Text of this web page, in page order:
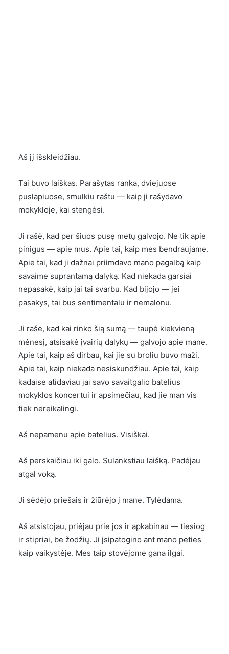
Aš jį išskleidžiau.
Tai buvo laiškas. Parašytas ranka, dviejuose
puslapiuose, smulkiu raštu — kaip ji rašydavo
mokykloje, kai stengėsi.
Ji rašė, kad per šiuos pusę metų galvojo. Ne tik apie
pinigus — apie mus. Apie tai, kaip mes bendraujame.
Apie tai, kad ji dažnai priimdavo mano pagalbą kaip
savaime suprantamą dalyką. Kad niekada garsiai
nepasakė, kaip jai tai svarbu. Kad bijojo — jei
pasakys, tai bus sentimentalu ir nemalonu.
Ji rašė, kad kai rinko šią sumą — taupė kiekvieną
mėnesį, atsisakė įvairių dalykų — galvojo apie mane.
Apie tai, kaip aš dirbau, kai jie su broliu buvo maži.
Apie tai, kaip niekada nesiskundžiau. Apie tai, kaip
kadaise atidaviau jai savo savaitgalio batelius
mokyklos koncertui ir apsimečiau, kad jie man vis
tiek nereikalingi.
Aš nepamenu apie batelius. Visiškai.
Aš perskaičiau iki galo. Sulankstiau laišką. Padėjau
atgal voką.
Ji sėdėjo priešais ir žiūrėjo į mane. Tylėdama.
Aš atsistojau, priėjau prie jos ir apkabinau — tiesiog
ir stipriai, be žodžių. Ji įsipatogino ant mano peties
kaip vaikystėje. Mes taip stovėjome gana ilgai.